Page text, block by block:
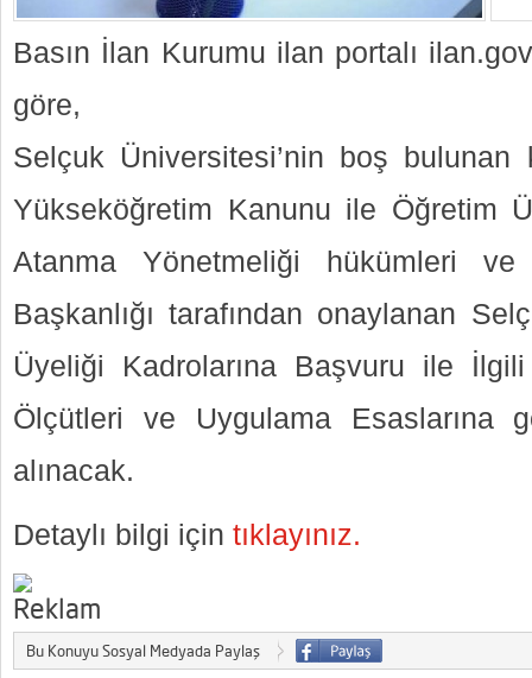
Basın İlan Kurumu ilan portalı
göre,
Selçuk Üniversitesi’nin boş bulunan
Yükseköğretim Kanunu ile Öğretim
Atanma Yönetmeliği hükümleri ve
Başkanlığı tarafından onaylanan
Üyeliği Kadrolarına Başvuru ile
Ölçütleri ve Uygulama Esaslarına
alınacak.
Detaylı bilgi için tıklayınız.
Bu Konuyu Sosyal Medyada Paylaş